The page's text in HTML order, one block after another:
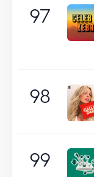
97
98
99